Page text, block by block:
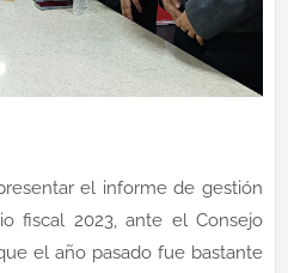
el informe de gestión
fiscal 2023, ante el Consejo
el año pasado fue bastante